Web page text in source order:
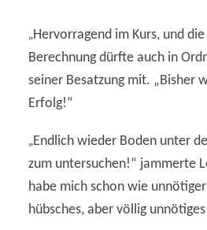
„Hervorragend im Kurs, und
Berechnung dürfte auch in
seiner Besatzung mit. „Bisher
Erfolg!“
„Endlich wieder Boden unter
zum untersuchen!“ jammerte
habe mich schon wie
hübsches, aber völlig